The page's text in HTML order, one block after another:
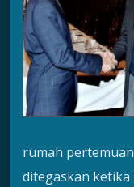
rumah
ditegaskan ketika